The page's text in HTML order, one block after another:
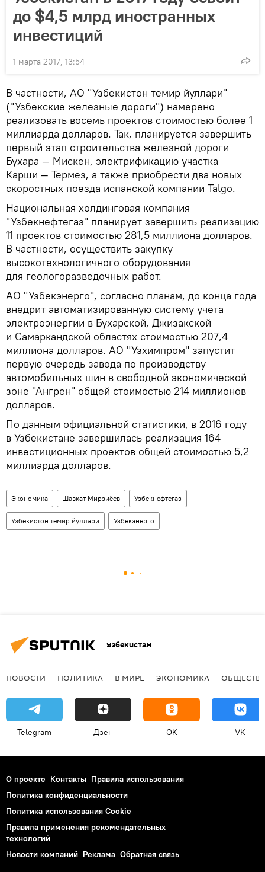
до $4,5 млрд иностранных
инвестиций
1 марта 2017, 13:54
В частности, АО "Узбекистон темир йуллари"
("Узбекские железные дороги") намерено
реализовать восемь проектов стоимостью более 1
миллиарда долларов. Так, планируется завершить
первый этап строительства железной дороги
Бухара — Мискен, электрификацию участка
Карши — Термез, а также приобрести два новых
скоростных поезда испанской компании Talgo.
Национальная холдинговая компания
"Узбекнефтегаз" планирует завершить реализацию
11 проектов стоимостью 281,5 миллиона долларов.
В частности, осуществить закупку
высокотехнологичного оборудования
для геологоразведочных работ.
АО "Узбекэнерго", согласно планам, до конца года
внедрит автоматизированную систему учета
электроэнергии в Бухарской, Джизакской
и Самаркандской областях стоимостью 207,4
миллиона долларов. АО "Узхимпром" запустит
первую очередь завода по производству
автомобильных шин в свободной экономической
зоне "Ангрен" общей стоимостью 214 миллионов
долларов.
По данным официальной статистики, в 2016 году
в Узбекистане завершилась реализация 164
инвестиционных проектов общей стоимостью 5,2
миллиарда долларов.
Экономика Шавкат Мирзиёев Узбекнефтегаз
Узбекистон темир йуллари Узбекэнерго
Узбекистан
НОВОСТИ ПОЛИТИКА В МИРЕ ЭКОНОМИКА
Telegram Дзен OK VK
О проекте Контакты Правила использования
Политика конфиденциальности
Политика использования Cookie
Правила применения рекомендательных
технологий
Новости компаний Реклама Обратная связь